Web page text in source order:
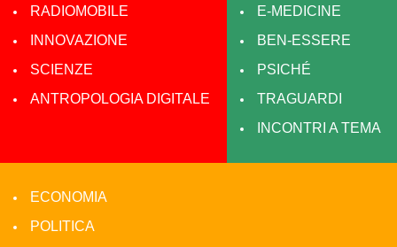
RADIOMOBILE
INNOVAZIONE
SCIENZE
ANTROPOLOGIA DIGITALE
E-MEDICINE
BEN-ESSERE
PSICHÉ
TRAGUARDI
INCONTRI A TEMA
ECONOMIA
POLITICA